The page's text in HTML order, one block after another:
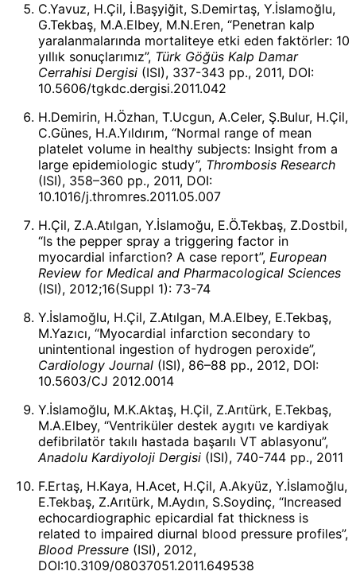
C.Yavuz, H.Çil, İ.Başyiğit, S.Demirtaş, Y.İslamoğlu,
G.Tekbaş, M.A.Elbey, M.N.Eren, “Penetran kalp
yaralanmalarında mortaliteye etki eden faktörler: 10
yıllık sonuçlarımız”, Türk Göğüs Kalp Damar
Cerrahisi Dergisi (ISI), 337-343 pp., 2011, DOI:
10.5606/tgkdc.dergisi.2011.042
H.Demirin, H.Özhan, T.Ucgun, A.Celer, Ş.Bulur, H.Çil,
C.Günes, H.A.Yıldırım, “Normal range of mean
platelet volume in healthy subjects: Insight from a
large epidemiologic study”, Thrombosis Research
(ISI), 358–360 pp., 2011, DOI:
10.1016/j.thromres.2011.05.007
H.Çil, Z.A.Atılgan, Y.İslamoğu, E.Ö.Tekbaş, Z.Dostbil,
“Is the pepper spray a triggering factor in
myocardial infarction? A case report”, European
Review for Medical and Pharmacological Sciences
(ISI), 2012;16(Suppl 1): 73-74
Y.İslamoğlu, H.Çil, Z.Atılgan, M.A.Elbey, E.Tekbaş,
M.Yazıcı, “Myocardial infarction secondary to
unintentional ingestion of hydrogen peroxide”,
Cardiology Journal (ISI), 86–88 pp., 2012, DOI:
10.5603/CJ 2012.0014
Y.İslamoğlu, M.K.Aktaş, H.Çil, Z.Arıtürk, E.Tekbaş,
M.A.Elbey, “Ventriküler destek aygıtı ve kardiyak
defibrilatör takılı hastada başarılı VT ablasyonu”,
Anadolu Kardiyoloji Dergisi (ISI), 740-744 pp., 2011
F.Ertaş, H.Kaya, H.Acet, H.Çil, A.Akyüz, Y.İslamoğlu,
E.Tekbaş, Z.Arıtürk, M.Aydın, S.Soydinç, “Increased
echocardiographic epicardial fat thickness is
related to impaired diurnal blood pressure profiles”,
Blood Pressure (ISI), 2012,
DOI:10.3109/08037051.2011.649538